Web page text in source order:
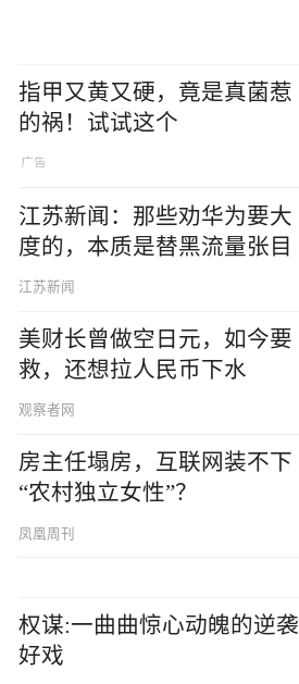
指甲又黄又硬，竟是真菌惹
的祸！试试这个
江苏新闻：那些劝华为要大
度的，本质是替黑流量张目
江苏新闻
美财长曾做空日元，如今要
救，还想拉人民币下水
观察者网
房主任塌房，互联网装不下
“农村独立女性”？
凤凰周刊
权谋:一曲曲惊心动魄的逆袭
好戏